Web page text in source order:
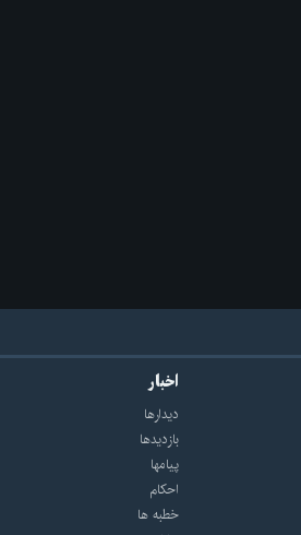
اخبار
دیدارها
بازديدها
پيامها
احكام
خطبه ها